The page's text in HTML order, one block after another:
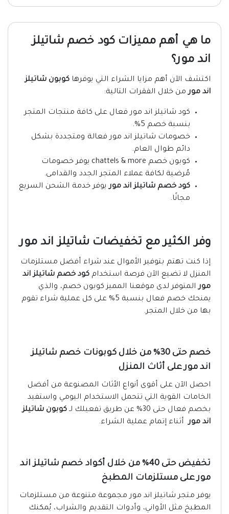
ما هي أهم مميزات كود خصم شاتيلز
اند مور؟
اكتشف الآن أهم مزايا الشراء التي يوفرها كوبون شاتيلز
اند مورمن خلال الفقرات التالية:
كود شاتيلز اند مور فعال على كافة منتجات المتجر
بنسبة خصم 5%.
خصومات شاتيلز اند مور فعالة ومتجددة بشكل
دائم طوال العام.
كوبون خصم chattels & more يوفر خصومات
مُرضية لكافة عملاء المتجر الجدد والقدامى.
كود خصم شاتيلز اند موريوفر خدمة الشحن السريع
مجانًا.
وفر الكثير مع تخفيضات شاتيلز اند مور
إذا كنت تهتم بتوفير الأموال عند شراء أفضل مستلزمات
المنزل لا تضيع الآن فرصة استخدام كود خصم شاتيلز اند
مورالمتوفر لدى موقعنا المميز كوبون خصم، والذي
يمنحك خصم فعال بنسبة 5% على كل عملية شراء تقوم
بها من خلال المتجر.
خصم حتى 30% من خلال كوبونات خصم شاتيلز
اند مور على أثاث المنزل
احصل الآن على أقوى أنواع الأثاث المصنوعة من أفضل
الخامات القوية التي تتحمل الاستخدام اليومي واستفيد
بخصم فعال حتى 30% عن طريق تفعيلك لـ
كوبون شاتيلز
اند مورأثناء إتمام عملية الشراء.
تخفيض حتى 40% من خلال أكواد خصم شاتيلز اند
مور على مستلزمات المطبخ
يوفر متجر شاتيلز اند مور مجموعة متنوعة من مستلزمات
المطبخ مثل الأواني، وأدوات التقديم والشراب، يُمكنك